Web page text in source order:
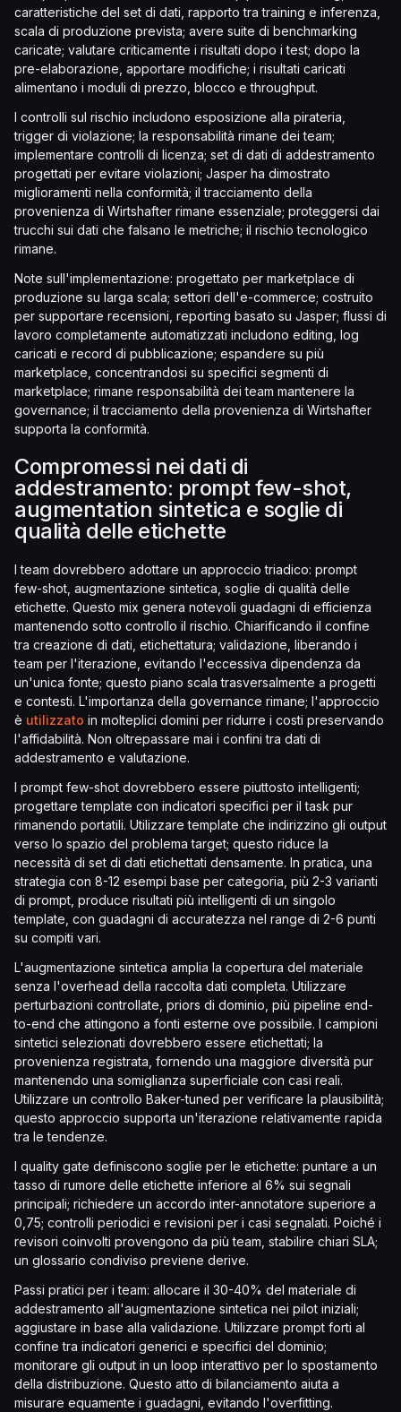
caratteristiche del set di dati, rapporto tra training e inferenza,
scala di produzione prevista; avere suite di benchmarking
caricate; valutare criticamente i risultati dopo i test; dopo la
pre-elaborazione, apportare modifiche; i risultati caricati
alimentano i moduli di prezzo, blocco e throughput.
I controlli sul rischio includono esposizione alla pirateria,
trigger di violazione; la responsabilità rimane dei team;
implementare controlli di licenza; set di dati di addestramento
progettati per evitare violazioni; Jasper ha dimostrato
miglioramenti nella conformità; il tracciamento della
provenienza di Wirtshafter rimane essenziale; proteggersi dai
trucchi sui dati che falsano le metriche; il rischio tecnologico
rimane.
Note sull'implementazione: progettato per marketplace di
produzione su larga scala; settori dell'e-commerce; costruito
per supportare recensioni, reporting basato su Jasper; flussi di
lavoro completamente automatizzati includono editing, log
caricati e record di pubblicazione; espandere su più
marketplace, concentrandosi su specifici segmenti di
marketplace; rimane responsabilità dei team mantenere la
governance; il tracciamento della provenienza di Wirtshafter
supporta la conformità.
Compromessi nei dati di
addestramento: prompt few-shot,
augmentation sintetica e soglie di
qualità delle etichette
I team dovrebbero adottare un approccio triadico: prompt
few-shot, augmentazione sintetica, soglie di qualità delle
etichette. Questo mix genera notevoli guadagni di efficienza
mantenendo sotto controllo il rischio. Chiarificando il confine
tra creazione di dati, etichettatura; validazione, liberando i
team per l'iterazione, evitando l'eccessiva dipendenza da
un'unica fonte; questo piano scala trasversalmente a progetti
e contesti. L'importanza della governance rimane; l'approccio
è utilizzato in molteplici domini per ridurre i costi preservando
l'affidabilità. Non oltrepassare mai i confini tra dati di
addestramento e valutazione.
I prompt few-shot dovrebbero essere piuttosto intelligenti;
progettare template con indicatori specifici per il task pur
rimanendo portatili. Utilizzare template che indirizzino gli output
verso lo spazio del problema target; questo riduce la
necessità di set di dati etichettati densamente. In pratica, una
strategia con 8-12 esempi base per categoria, più 2-3 varianti
di prompt, produce risultati più intelligenti di un singolo
template, con guadagni di accuratezza nel range di 2-6 punti
su compiti vari.
L'augmentazione sintetica amplia la copertura del materiale
senza l'overhead della raccolta dati completa. Utilizzare
perturbazioni controllate, priors di dominio, più pipeline end-
to-end che attingono a fonti esterne ove possibile. I campioni
sintetici selezionati dovrebbero essere etichettati; la
provenienza registrata, fornendo una maggiore diversità pur
mantenendo una somiglianza superficiale con casi reali.
Utilizzare un controllo Baker-tuned per verificare la plausibilità;
questo approccio supporta un'iterazione relativamente rapida
tra le tendenze.
I quality gate definiscono soglie per le etichette: puntare a un
tasso di rumore delle etichette inferiore al 6% sui segnali
principali; richiedere un accordo inter-annotatore superiore a
0,75; controlli periodici e revisioni per i casi segnalati. Poiché i
revisori coinvolti provengono da più team, stabilire chiari SLA;
un glossario condiviso previene derive.
Passi pratici per i team: allocare il 30-40% del materiale di
addestramento all'augmentazione sintetica nei pilot iniziali;
aggiustare in base alla validazione. Utilizzare prompt forti al
confine tra indicatori generici e specifici del dominio;
monitorare gli output in un loop interattivo per lo spostamento
della distribuzione. Questo atto di bilanciamento aiuta a
misurare equamente i guadagni, evitando l'overfitting.